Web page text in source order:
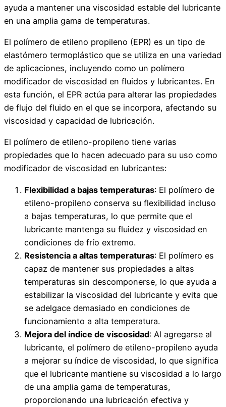
ayuda a mantener una viscosidad estable del lubricante
en una amplia gama de temperaturas.
El polímero de etileno propileno (EPR) es un tipo de
elastómero termoplástico que se utiliza en una variedad
de aplicaciones, incluyendo como un polímero
modificador de viscosidad en fluidos y lubricantes. En
esta función, el EPR actúa para alterar las propiedades
de flujo del fluido en el que se incorpora, afectando su
viscosidad y capacidad de lubricación.
El polímero de etileno-propileno tiene varias
propiedades que lo hacen adecuado para su uso como
modificador de viscosidad en lubricantes:
Flexibilidad a bajas temperaturas: El polímero de
etileno-propileno conserva su flexibilidad incluso
a bajas temperaturas, lo que permite que el
lubricante mantenga su fluidez y viscosidad en
condiciones de frío extremo.
Resistencia a altas temperaturas: El polímero es
capaz de mantener sus propiedades a altas
temperaturas sin descomponerse, lo que ayuda a
estabilizar la viscosidad del lubricante y evita que
se adelgace demasiado en condiciones de
funcionamiento a alta temperatura.
Mejora del índice de viscosidad: Al agregarse al
lubricante, el polímero de etileno-propileno ayuda
a mejorar su índice de viscosidad, lo que significa
que el lubricante mantiene su viscosidad a lo largo
de una amplia gama de temperaturas,
proporcionando una lubricación efectiva y